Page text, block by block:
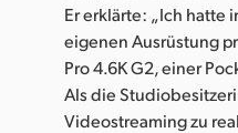
Er erklärte: „Ich hatte
eigenen Ausrüstung
Pro 4.6K G2, einer
Als die
Videostreaming zu